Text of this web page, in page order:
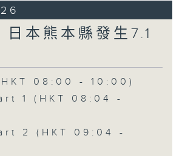
本熊本縣發生7.1
08:00 - 10:00)
1 (HKT 08:04 -
2 (HKT 09:04 -